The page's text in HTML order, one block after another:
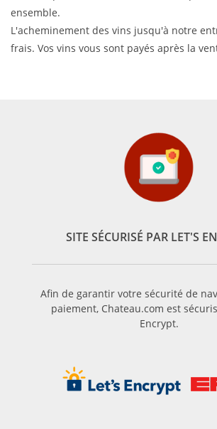
ensemble.
L'acheminement des vins jusqu'à notre
frais. Vos vins vous sont payés après la
SITE SÉCURISÉ PAR LET'S
Afin de garantir votre sécurité de
paiement, Chateau.com est
Encrypt.